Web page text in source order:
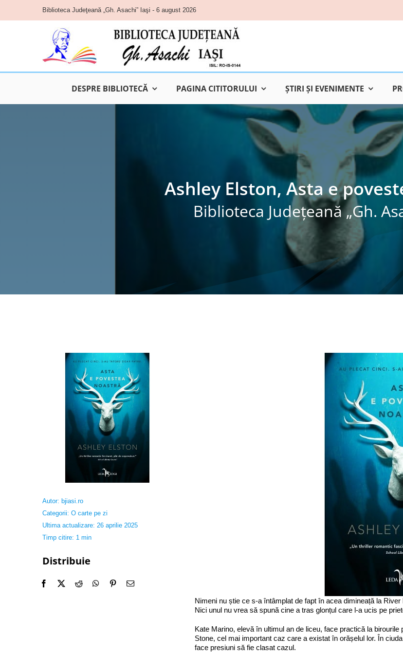
content
Biblioteca Judeţeană „Gh. Asachi” Iaşi - 6 august 2026
DESPRE BIBLIOTECĂ PAGINA CITITORULUI ŞTIRI ŞI EVENIMENTE
Ashley Elston, Asta e
Biblioteca Judeţeană „Gh.
Autor: bjiasi.ro
Categorii: O carte pe zi
Ultima actualizare: 26 aprilie 2025
Timp citire: 1 min
Distribuie
Nimeni nu știe ce s-a întâmplat de fapt în acea dimineață la
Nici unul nu vrea să spună cine a tras glonțul care l-a ucis pe
Kate Marino, elevă în ultimul an de liceu, face practică la
Stone, cel mai important caz care a existat în orășelul lor. În
face presiuni să fie clasat cazul.